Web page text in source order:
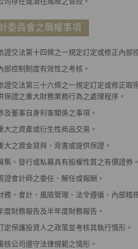
委員會之職權事項
證交法第十四條之一規定訂定或修正內部
部控制制度有效性之考核。
證交法第三十六條之一規定訂定或修正取
保證之重大財務業務行為之處理程序。
及董事自身利害關係之事項。
大之資產或衍生性商品交易。
大之資金貸與、背書或提供保證。
集、發行或私募具有股權性質之有價證券。
證會計師之委任、解任或報酬。
務、會計、風險管理、法令遵循、內部稽
度財務報告及半年度財務報告。
定保護投資人之政策並考核其執行情形。
核公司遵守法律規範之情形。